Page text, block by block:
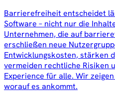
Barrierefreiheit entscheidet
Software – nicht nur die
Unternehmen, die auf
erschließen neue
Entwicklungskosten, stärken
vermeiden rechtliche Risiken
Experience für alle. Wir
worauf es ankommt.